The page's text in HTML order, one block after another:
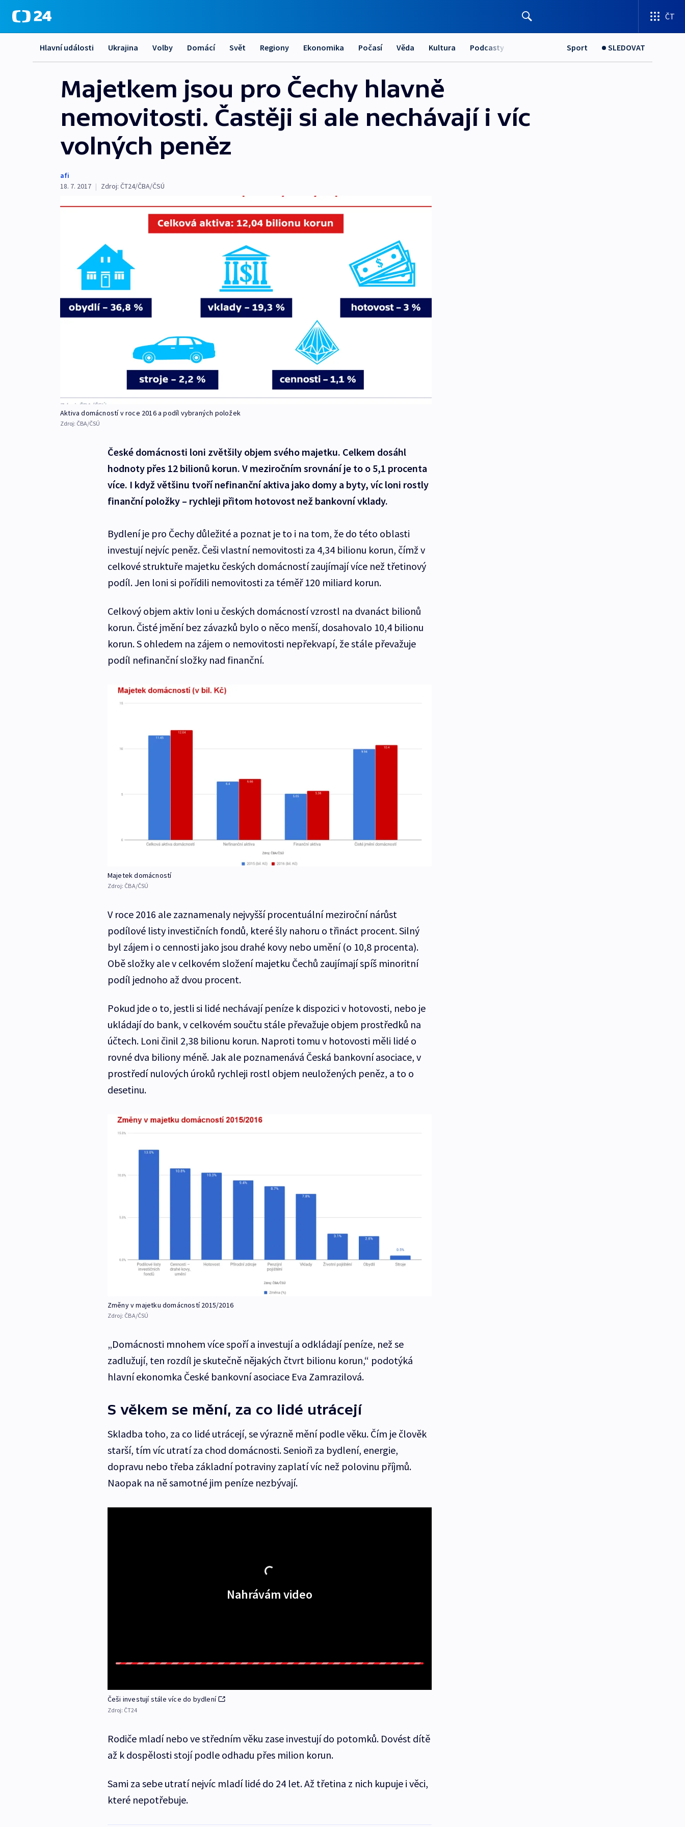
ČT
Hlavní události Ukrajina Volby Domácí Svět Regiony Ekonomika Počasí Věda Kultura Podcasty Sport SLEDOVAT
Majetkem jsou pro Čechy hlavně
nemovitosti. Častěji si ale nechávají i víc
volných peněz
afi
18. 7. 2017 | Zdroj: ČT24/ČBA/ČSÚ
Aktiva domácností v roce 2016 a podíl vybraných položek
Zdroj: ČBA/ČSÚ
České domácnosti loni zvětšily objem svého majetku. Celkem dosáhl
hodnoty přes 12 bilionů korun. V meziročním srovnání je to o 5,1 procenta
více. I když většinu tvoří nefinanční aktiva jako domy a byty, víc loni rostly
finanční položky – rychleji přitom hotovost než bankovní vklady.
Bydlení je pro Čechy důležité a poznat je to i na tom, že do této oblasti
investují nejvíc peněz. Češi vlastní nemovitosti za 4,34 bilionu korun, čímž v
celkové struktuře majetku českých domácností zaujímají více než třetinový
podíl. Jen loni si pořídili nemovitosti za téměř 120 miliard korun.
Celkový objem aktiv loni u českých domácností vzrostl na dvanáct bilionů
korun. Čisté jmění bez závazků bylo o něco menší, dosahovalo 10,4 bilionu
korun. S ohledem na zájem o nemovitosti nepřekvapí, že stále převažuje
podíl nefinanční složky nad finanční.
Majetek domácností
Zdroj: ČBA/ČSÚ
V roce 2016 ale zaznamenaly nejvyšší procentuální meziroční nárůst
podílové listy investičních fondů, které šly nahoru o třináct procent. Silný
byl zájem i o cennosti jako jsou drahé kovy nebo umění (o 10,8 procenta).
Obě složky ale v celkovém složení majetku Čechů zaujímají spíš minoritní
podíl jednoho až dvou procent.
Pokud jde o to, jestli si lidé nechávají peníze k dispozici v hotovosti, nebo je
ukládají do bank, v celkovém součtu stále převažuje objem prostředků na
účtech. Loni činil 2,38 bilionu korun. Naproti tomu v hotovosti měli lidé o
rovné dva biliony méně. Jak ale poznamenává Česká bankovní asociace, v
prostředí nulových úroků rychleji rostl objem neuložených peněz, a to o
desetinu.
Změny v majetku domácností 2015/2016
Zdroj: ČBA/ČSÚ
„Domácnosti mnohem více spoří a investují a odkládají peníze, než se
zadlužují, ten rozdíl je skutečně nějakých čtvrt bilionu korun,“ podotýká
hlavní ekonomka České bankovní asociace Eva Zamrazilová.
S věkem se mění, za co lidé utrácejí
Skladba toho, za co lidé utrácejí, se výrazně mění podle věku. Čím je člověk
starší, tím víc utratí za chod domácnosti. Senioři za bydlení, energie,
dopravu nebo třeba základní potraviny zaplatí víc než polovinu příjmů.
Naopak na ně samotné jim peníze nezbývají.
Nahrávám video
Češi investují stále více do bydlení
Zdroj: ČT24
Rodiče mladí nebo ve středním věku zase investují do potomků. Dovést dítě
až k dospělosti stojí podle odhadu přes milion korun.
Sami za sebe utratí nejvíc mladí lidé do 24 let. Až třetina z nich kupuje i věci,
které nepotřebuje.